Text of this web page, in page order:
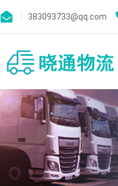
383093733@qq.com